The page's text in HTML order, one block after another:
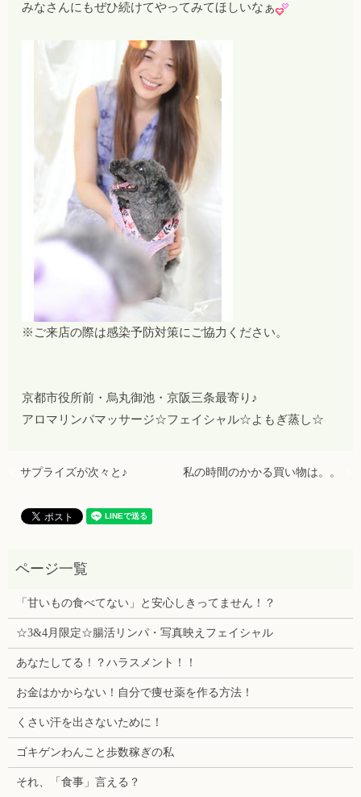
みなさんにもぜひ続けてやってみてほしいなぁ
※ご来店の際は感染予防対策にご協力ください。
京都市役所前・烏丸御池・京阪三条最寄り♪
アロマリンパマッサージ☆フェイシャル☆よもぎ蒸し☆
サプライズが次々と♪ 私の時間のかかる買い物は。。
「甘いもの食べてない」と安心しきってません！？
☆3&4月限定☆腸活リンパ・写真映えフェイシャル
あなたしてる！？ハラスメント！！
お金はかからない！自分で痩せ薬を作る方法！
くさい汗を出さないために！
ゴキゲンわんこと歩数稼ぎの私
それ、「食事」言える？